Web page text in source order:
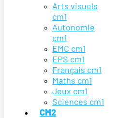
Arts visuels
cm1
Autonomie
cm1
EMC cm1
EPS cm1
Français cm1
Maths cm1
Jeux cm1
Sciences cm1
CM2